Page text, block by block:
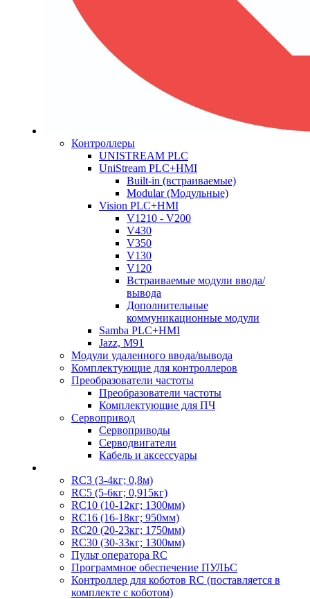
Контроллеры
UNISTREAM PLC
UniStream PLC+HMI
Built-in (встраиваемые)
Modular (Модульные)
Vision PLC+HMI
V1210 - V200
V430
V350
V130
V120
Встраиваемые модули ввода/
вывода
Дополнительные
коммуникационные модули
Samba PLC+HMI
Jazz, M91
Модули удаленного ввода/вывода
Комплектующие для контроллеров
Преобразователи частоты
Преобразователи частоты
Комплектующие для ПЧ
Сервопривод
Сервоприводы
Серводвигатели
Кабель и аксессуары
RC3 (3-4кг; 0,8м)
RC5 (5-6кг; 0,915кг)
RC10 (10-12кг; 1300мм)
RC16 (16-18кг; 950мм)
RC20 (20-23кг; 1750мм)
RC30 (30-33кг; 1300мм)
Пульт оператора RC
Программное обеспечение ПУЛЬС
Контроллер для коботов RC (поставляется в
комплекте с коботом)